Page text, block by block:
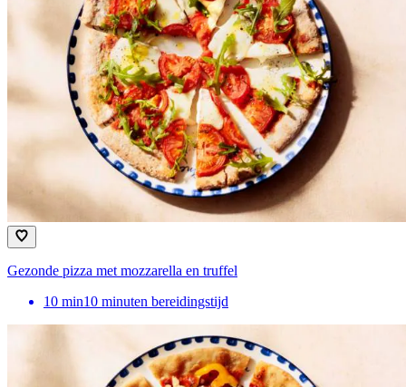
Gezonde pizza met mozzarella en truffel
10 min10 minuten bereidingstijd